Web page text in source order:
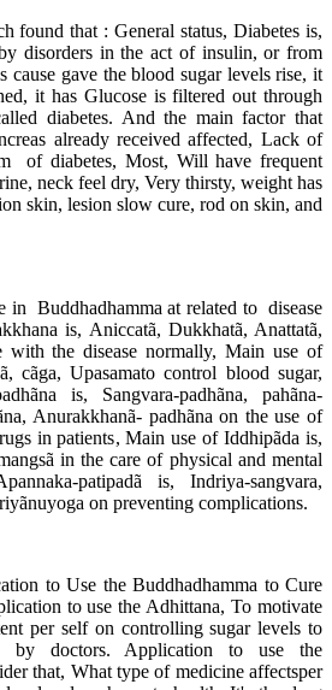
: General status, Diabetes is,
disorders in the act of insulin, or from
cause gave the blood sugar levels rise, it
it has Glucose is filtered out through
diabetes. And the main factor that
already received affected, Lack of
of diabetes, Most, Will have frequent
neck feel dry, Very thirsty, weight has
skin, lesion slow cure, rod on skin, and
at related to disease
is, Aniccatã, Dukkhatã, Anattatã,
the disease normally, Main use of
cãga, Upasamato control blood sugar,
is, Sangvara-padhãna, pahãna-
Anurakkhanã- padhãna on the use of
in patients, Main use of Iddhipãda is,
in the care of physical and mental
patipadã is, Indriya-sangvara,
on preventing complications.
the Buddhadhamma to Cure
to use the Adhittana, To motivate
per self on controlling sugar levels to
by doctors. Application to use the
that, What type of medicine affectsper